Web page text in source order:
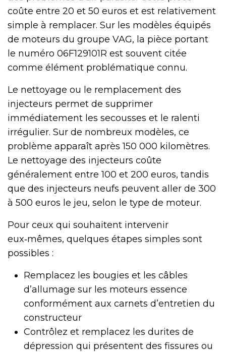
coûte entre 20 et 50 euros et est relativement
simple à remplacer. Sur les modèles équipés
de moteurs du groupe VAG, la pièce portant
le numéro 06F129101R est souvent citée
comme élément problématique connu.
Le nettoyage ou le remplacement des
injecteurs permet de supprimer
immédiatement les secousses et le ralenti
irrégulier. Sur de nombreux modèles, ce
problème apparaît après 150 000 kilomètres.
Le nettoyage des injecteurs coûte
généralement entre 100 et 200 euros, tandis
que des injecteurs neufs peuvent aller de 300
à 500 euros le jeu, selon le type de moteur.
Pour ceux qui souhaitent intervenir
eux‑mêmes, quelques étapes simples sont
possibles :
Remplacez les bougies et les câbles
d’allumage sur les moteurs essence
conformément aux carnets d’entretien du
constructeur
Contrôlez et remplacez les durites de
dépression qui présentent des fissures ou